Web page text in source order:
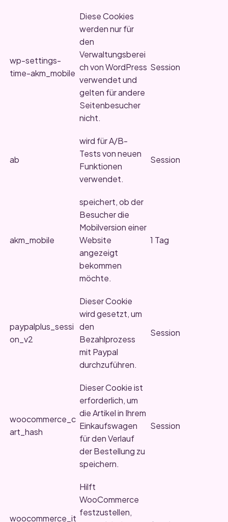
wp-settings-
time-akm_mobile
Diese Cookies
werden nur für
den
Verwaltungsberei
ch von WordPress
verwendet und
gelten für andere
Seitenbesucher
nicht.
Session
ab
wird für A/B-
Tests von neuen
Funktionen
verwendet.
Session
akm_mobile
speichert, ob der
Besucher die
Mobilversion einer
Website
angezeigt
bekommen
möchte.
1 Tag
paypalplus_sessi
on_v2
Dieser Cookie
wird gesetzt, um
den
Bezahlprozess
mit Paypal
durchzuführen.
Session
woocommerce_c
art_hash
Dieser Cookie ist
erforderlich, um
die Artikel in Ihrem
Einkaufswagen
für den Verlauf
der Bestellung zu
speichern.
Session
woocommerce_it
Hilft
WooCommerce
festzustellen,